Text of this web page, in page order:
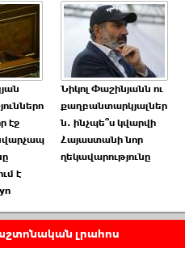
էջ
է
Նիկոլ Փաշինյանն ու
քաղբանտարկյալներ
ն. ինչպե՞ս կվարվի
Հայաստանի նոր
ղեկավարությունը
լրահոս